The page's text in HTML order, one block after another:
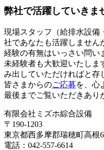
弊社で活躍していきま
現場スタッフ（給排水設備
社であなたも活躍しません
経験の有無はいっさい問い
未経験者も大歓迎いたしま
み出していただければと存
皆さまからのご応募を、心
最後までご覧いただきあり
有限会社ミズホ綜合設備
〒190-1203
東京都西多摩郡瑞穂町高根
電話：042-557-6614